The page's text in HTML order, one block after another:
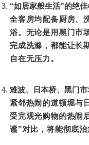
“如居家般生活”的绝
全客房均配备厨房、
浴。无论是用黑门市
完成洗滌，都能让长
自在无压力。
难波、日本桥、黑门市
紧邻热闹的道顿堀与
受完观光购物的热闹
谧”对比，将能彻底